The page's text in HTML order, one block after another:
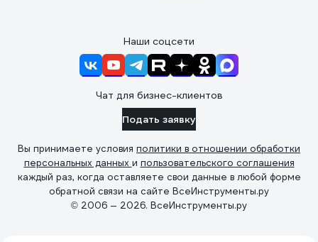
Наши соцсети
Чат для бизнес-клиентов
Подать заявку
Вы принимаете условия политики в отношении обработки
персональных данных и пользовательского соглашения
каждый раз, когда оставляете свои данные в любой форме
обратной связи на сайте ВсеИнструменты.ру
© 2006 — 2026. ВсеИнструменты.ру